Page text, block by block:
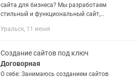
сайта для бизнеса? Мы разработаем
стильный и функциональный сайт,
конкурентов! 💻 ✅ Полная разработка
Современный...
Уральск, 11 июня
Создание сайтов под ключ
Договорная
О себе: Занимаюсь созданием сайтов